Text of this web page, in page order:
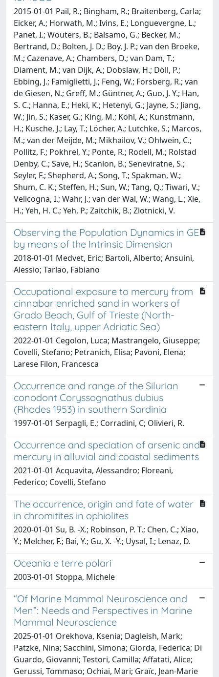
2015-01-01 Pail, R.; Bingham, R.; Braitenberg, Carla;
Eicker, A.; Horwath, M.; Ivins, E.; Longuevergne, L.;
Panet, I.; Wouters, B.; Balsamo, G.; Becker, M.;
Bertrand, D.; Bolten, J. D.; Boy, J. P.; van den Broeke,
M.; Cazenave, A.; Chambers, D.; van Dam, T.;
Diament, M.; van Dijk, A.; Dobslaw, H.; Döll, P.;
Ebbing, J.; Famiglietti, J.; Feng, W.; Forsberg, R.; van
de Giesen, N.; Greff, M.; Güntner, A.; Guo, J. Y.; Han,
S. C.; Hanna, E.; Heki, K.; Hetenyi, G.; Jayne, S.; Jiang,
W.; Jin, S.; Kaser, G.; King, M.; Köhl, A.; Kunstmann,
H.; Kusche, J.; Lay, T.; Löcher, A.; Lutchke, S.; Marcos,
M.; van der Meijde, M.; Mikhailov, V.; Ohlwein, C.;
Pollitz, F.; Pokhrel, Y.; Ponte, R.; Rodell, M.; Rolstad
Denby, C.; Save, H.; Scanlon, B.; Seneviratne, S.;
Seyler, F.; Shepherd, A.; Song, T.; Spakman, W.;
Shum, C. K.; Steffen, H.; Sun, W.; Tang, Q.; Tiwari, V.;
Velicogna, I.; Wahr, J.; van der Wal, W.; Wang, L.; Xie,
H.; Yeh, H. C.; Yeh, P.; Zaitchik, B.; Zlotnicki, V.
Observing the Population Dynamics in GE
by means of the Intrinsic Dimension
2018-01-01 Medvet, Eric; Bartoli, Alberto; Ansuini,
Alessio; Tarlao, Fabiano
Occupational exposure to mercury from
cinnabar enriched sand in workers of
Grado Beach, Gulf of Trieste (North-
eastern Italy, upper Adriatic Sea)
2022-01-01 Cegolon, Luca; Mastrangelo, Giuseppe;
Covelli, Stefano; Petranich, Elisa; Pavoni, Elena;
Larese Filon, Francesca
Occurrence and range of the Silurian
conodont Coryssognathus dubius
(Rhodes 1953) in southern Sardinia
1997-01-01 Serpagli, E.; Corradini, C; Olivieri, R.
Occurrence and speciation of arsenic and
mercury in alluvial and coastal sediments
2021-01-01 Acquavita, Alessandro; Floreani,
Federico; Covelli, Stefano
The occurrence, origin and fate of water
in chromitites in ophiolites
2020-01-01 Su, B. -X.; Robinson, P. T.; Chen, C.; Xiao,
Y.; Melcher, F.; Bai, Y.; Gu, X. -Y.; Uysal, I.; Lenaz, D.
Oceania e terre polari
2003-01-01 Stoppa, Michele
“Of Marine Mammal Neuroscience and
Men”: Needs and Perspectives in Marine
Mammal Neuroscience
2025-01-01 Orekhova, Ksenia; Dagleish, Mark;
Patzke, Nina; Sacchini, Simona; Giorda, Federica; Di
Guardo, Giovanni; Testori, Camilla; Affatati, Alice;
Gerussi, Tommaso; Ochiai, Mari; Graïc, Jean-Marie